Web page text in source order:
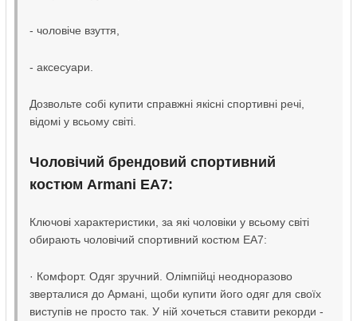
- чоловіче взуття,
- аксесуари.
Дозвольте собі купити справжні якісні спортивні речі,
відомі у всьому світі.
Чоловічий брендовий спортивний
костюм Armani EA7:
Ключові характеристики, за які чоловіки у всьому світі
обирають чоловічий спортивний костюм EA7:
· Комфорт. Одяг зручний. Олімпійці неодноразово
зверталися до Армані, щоби купити його одяг для своїх
виступів не просто так. У ній хочеться ставити рекорди -